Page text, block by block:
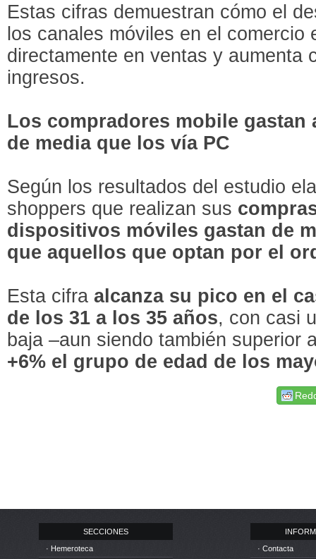
Estas cifras demuestran cómo el
los canales móviles en el comercio
directamente en ventas y aumenta
ingresos.
Los compradores mobile gastan
de media que los vía PC
Según los resultados del estudio
shoppers que realizan sus
dispositivos móviles gastan de
que aquellos que optan por el
Esta cifraalcanza su pico en el
de los 31 a los 35 años, con casi
baja –aun siendo también superior
+6% el grupo de edad de los
SECCIONES
· Hemeroteca
· Contacta